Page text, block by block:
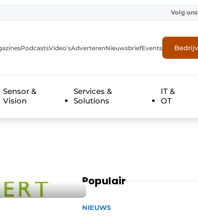
Volg
PodcastsVideo’sAdverterenNieuwsbriefEvents
Sensor &
Vision
Services &
Solutions
IT &
OT
Populair
NIEUWS